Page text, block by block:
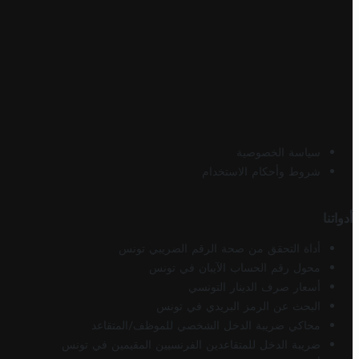
سياسة الخصوصية
شروط وأحكام الاستخدام
أدواتنا
أداة التحقق من صحة الرقم الضريبي تونس
محول رقم الحساب الآيبان في تونس
أسعار صرف الدينار التونسي
البحث عن الرمز البريدي في تونس
محاكي ضريبة الدخل الشخصي للموظف/المتقاعد
ضريبة الدخل للمتقاعدين الفرنسيين المقيمين في تونس